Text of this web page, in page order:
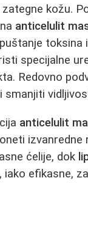
kožu.
anticelulit
toksina
specijalne
Redovno
smanjiti
anticelulit
izvanredne
ćelije, dok
iako efikasne,